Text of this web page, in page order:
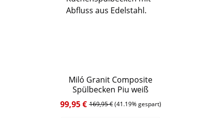
Miló Granit Composite
Spülbecken Piu weiß
Verkaufspreis:
99,95 € Regulärer Preis:
169,95 € (41.19% gespart)